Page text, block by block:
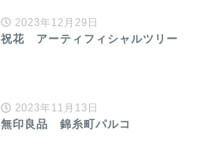
2023年12月29日
祝花 アーティフィシャルツリー
2023年11月13日
無印良品 錦糸町パルコ